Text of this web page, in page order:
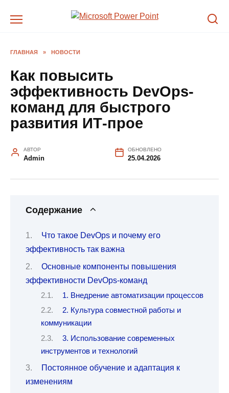
ГЛАВНАЯ » НОВОСТИ
Как повысить
эффективность DevOps-
команд для быстрого
развития ИТ-прое
АВТОР
Admin
ОБНОВЛЕНО
25.04.2026
Содержание
Что такое DevOps и почему его
эффективность так важна
Основные компоненты повышения
эффективности DevOps-команд
1. Внедрение автоматизации процессов
2. Культура совместной работы и
коммуникации
3. Использование современных
инструментов и технологий
Постоянное обучение и адаптация к
изменениям